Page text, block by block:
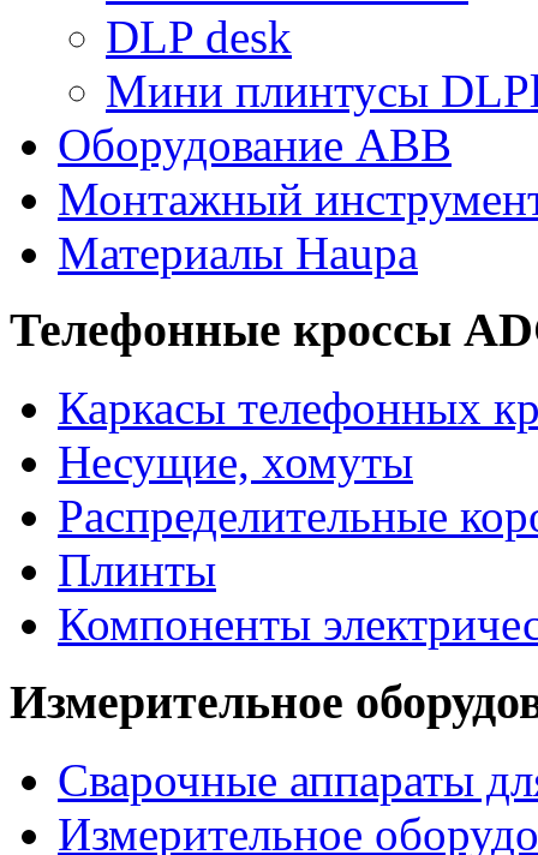
DLP desk
Мини плинтусы
Оборудование ABB
Монтажный
Материалы Haupa
Телефонные кроссы
Каркасы телефонных
Несущие, хомуты
Распределительные
Плинты
Компоненты
Измерительное
Сварочные аппараты
Измерительное